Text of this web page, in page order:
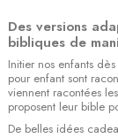
Des versions
bibliques de
Initier nos enfants
pour enfant sont
viennent racontées
proposent leur bible
De belles idées